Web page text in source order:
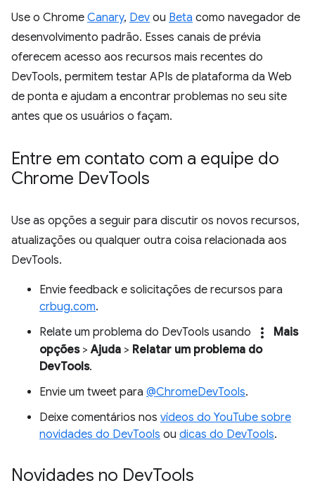
Use o Chrome Canary, Dev ou Beta como navegador de
desenvolvimento padrão. Esses canais de prévia
oferecem acesso aos recursos mais recentes do
DevTools, permitem testar APIs de plataforma da Web
de ponta e ajudam a encontrar problemas no seu site
antes que os usuários o façam.
Entre em contato com a equipe do
Chrome DevTools
Use as opções a seguir para discutir os novos recursos,
atualizações ou qualquer outra coisa relacionada aos
DevTools.
Envie feedback e solicitações de recursos para
crbug.com.
Relate um problema do DevTools usando
more_vert
Mais
opções>Ajuda > Relatar um problema do
DevTools.
Envie um tweet para @ChromeDevTools.
Deixe comentários nos vídeos do YouTube sobre
novidades do DevTools ou dicas do DevTools.
Novidades no DevTools